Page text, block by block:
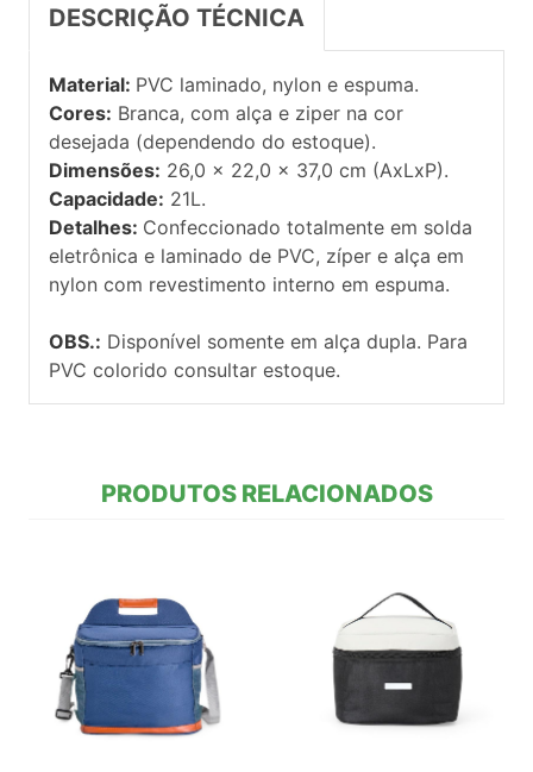
DESCRIÇÃO TÉCNICA
Material: PVC laminado, nylon e espuma.
Cores: Branca, com alça e ziper na cor
desejada (dependendo do estoque).
Dimensões: 26,0 x 22,0 x 37,0 cm (AxLxP).
Capacidade: 21L.
Detalhes: Confeccionado totalmente em solda
eletrônica e laminado de PVC, zíper e alça em
nylon com revestimento interno em espuma.
OBS.: Disponível somente em alça dupla. Para
PVC colorido consultar estoque.
PRODUTOS RELACIONADOS